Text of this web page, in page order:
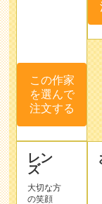
レン
ズ
を、可愛
く彩り描
手に取っ
ていただ